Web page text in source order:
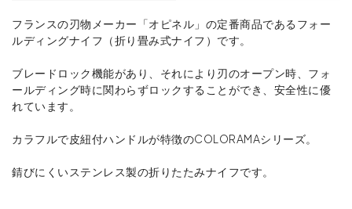
フランスの刃物メーカー「オピネル」の定番商品であるフォー
ルディングナイフ（折り畳み式ナイフ）です。
ブレードロック機能があり、それにより刃のオープン時、フォ
ールディング時に関わらずロックすることができ、安全性に優
れています。
カラフルで皮紐付ハンドルが特徴のCOLORAMAシリーズ。
錆びにくいステンレス製の折りたたみナイフです。